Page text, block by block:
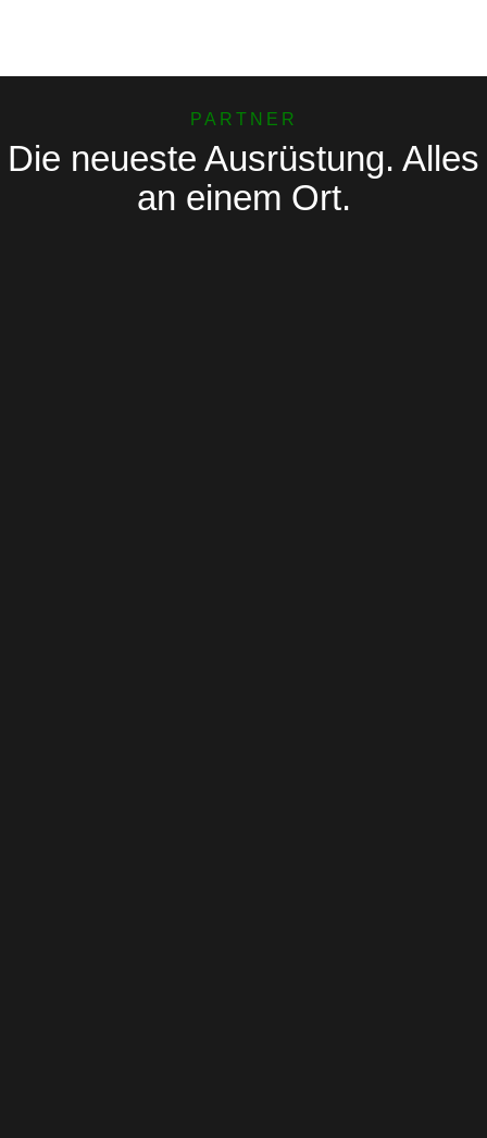
PARTNER
Die neueste Ausrüstung. Alles
an einem Ort.